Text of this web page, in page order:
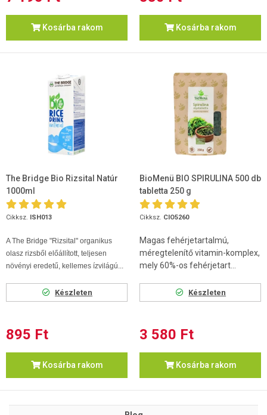
Kosárba rakom Kosárba rakom
The Bridge Bio Rizsital Natúr
1000ml
Cikksz. ISH013
A The Bridge "Rizsital" organikus
olasz rizsből előállított, teljesen
növényi eredetű, kellemes ízvilágú...
Készleten
895 Ft
Kosárba rakom
BioMenü BIO SPIRULINA 500 db
tabletta 250 g
Cikksz. CIO5260
Magas fehérjetartalmú,
méregtelenítő vitamin-komplex,
mely 60%-os fehérjetart...
Készleten
3 580 Ft
Kosárba rakom